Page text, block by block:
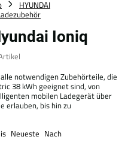
HYUNDAI
Ioniq
notwendigen Zubehörteile, die
38 kWh geeignet sind, von
mobilen Ladegerät über
erlauben, bis hin zu
Neueste Nach